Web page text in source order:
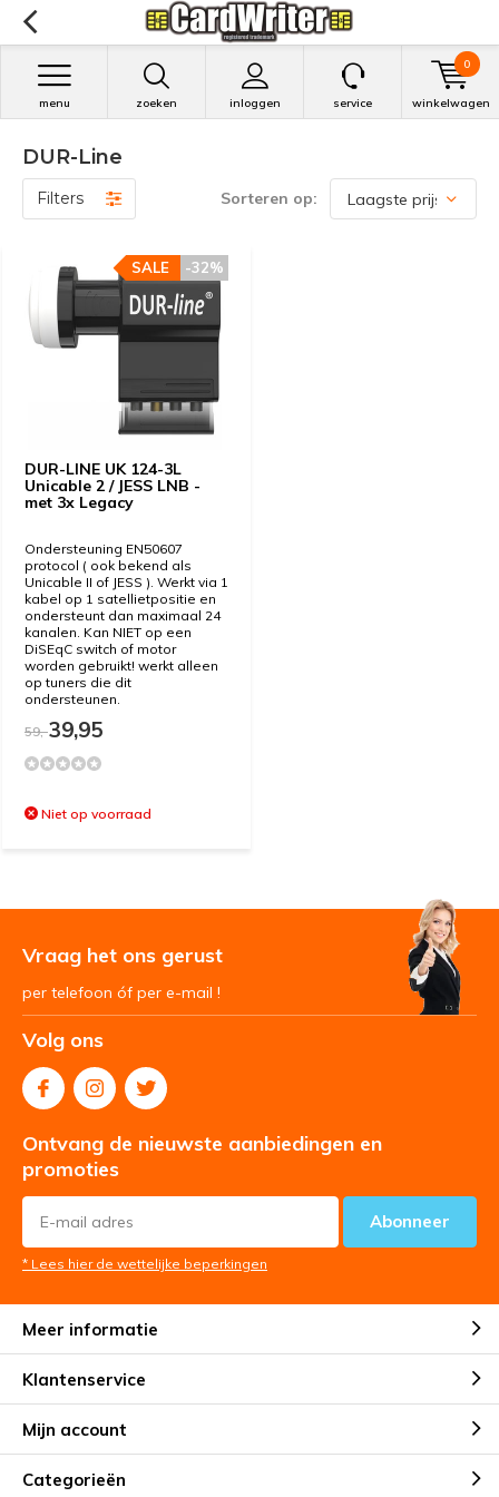
zoeken inloggen
menu service winkelwagen
0
DUR-Line
Filters Sorteren op:
DUR-LINE UK 124-3L
Unicable 2 / JESS LNB -
met 3x Legacy
Ondersteuning EN50607
protocol ( ook bekend als
Unicable II of JESS ). Werkt via 1
kabel op 1 satellietpositie en
ondersteunt dan maximaal 24
kanalen. Kan NIET op een
DiSEqC switch of motor
worden gebruikt! werkt alleen
op tuners die dit
ondersteunen.
59,-39,95
-32%
SALE
Niet op voorraad
-32%
SALE
Vraag het ons gerust
per telefoon óf per e-mail !
Volg ons
Ontvang de nieuwste aanbiedingen en
promoties
Abonneer
* Lees hier de wettelijke beperkingen
Meer informatie
Klantenservice
Mijn account
Categorieën